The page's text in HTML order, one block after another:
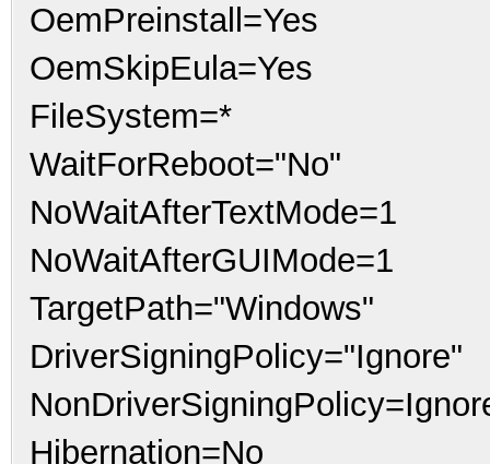
OemPreinstall=Yes
OemSkipEula=Yes
FileSystem=*
WaitForReboot="No"
NoWaitAfterTextMode=1
NoWaitAfterGUIMode=1
TargetPath="Windows"
DriverSigningPolicy="Ignore"
Hibernation=No